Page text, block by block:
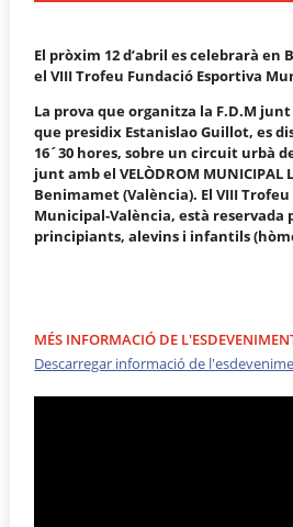
El pròxim 12 d’abril es celebrarà en
el VIII Trofeu Fundació Esportiva
La prova que organitza la F.D.M
que presidix Estanislao Guillot, es
16´30 hores, sobre un circuit urbà
junt amb el VELÒDROM MUNICIPAL
Benimamet (València). El VIII
Municipal-València, està reservada
principiants, alevins i infantils
MÉS INFORMACIÓ DE
Descarregar informació de